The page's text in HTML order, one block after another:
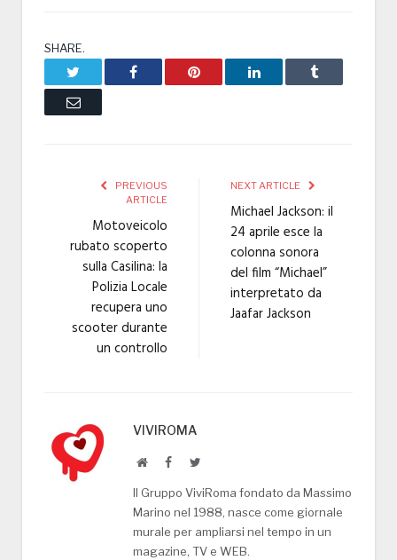
SHARE.
Facebook Pinterest LinkedIn Tumblr
Email
PREVIOUS
ARTICLE
Motoveicolo
rubato scoperto
sulla Casilina: la
Polizia Locale
recupera uno
scooter durante
un controllo
NEXT ARTICLE
Michael Jackson: il
24 aprile esce la
colonna sonora
del film “Michael”
interpretato da
Jaafar Jackson
VIVIROMA
WebsiteFacebookTwitter
Il Gruppo ViviRoma fondato da Massimo
Marino nel 1988, nasce come giornale
murale per ampliarsi nel tempo in un
magazine, TV e WEB.